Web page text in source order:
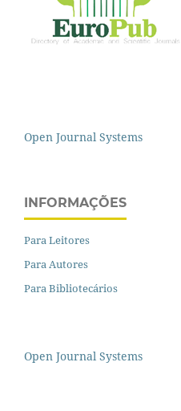
Open Journal Systems
INFORMAÇÕES
Para Leitores
Para Autores
Para Bibliotecários
Open Journal Systems